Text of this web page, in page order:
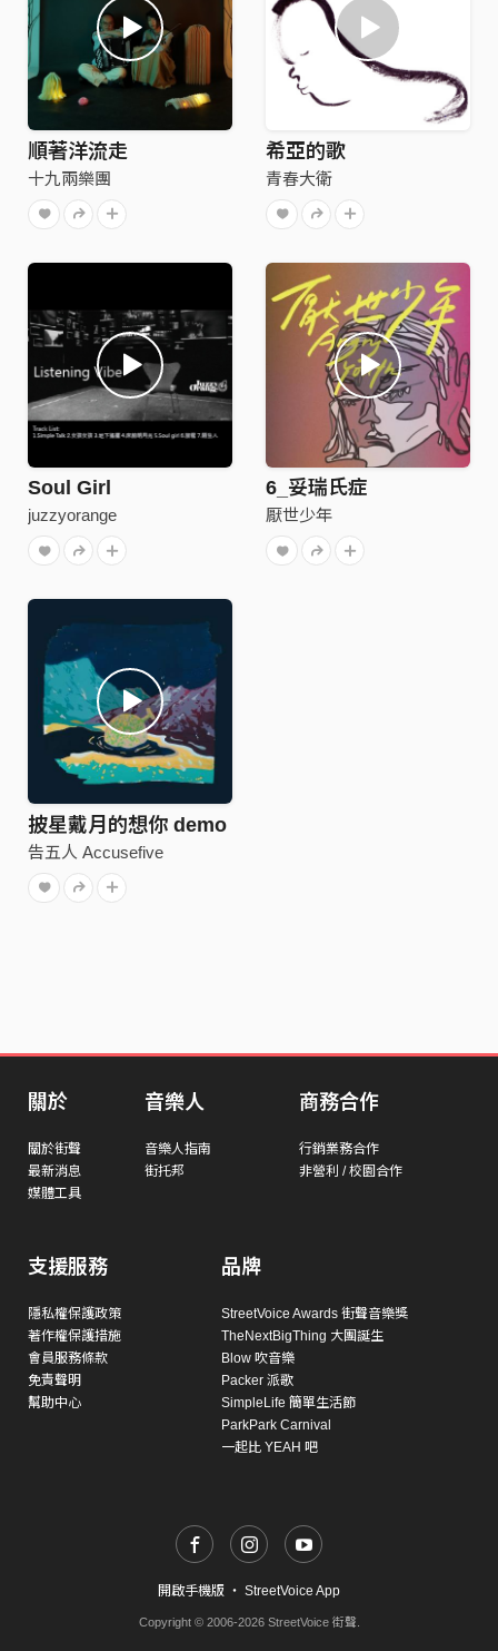
順著洋流走
十九兩樂團
希亞的歌
青春大衛
Soul Girl
juzzyorange
6_妥瑞氏症
厭世少年
披星戴月的想你 demo
告五人 Accusefive
關於
關於街聲
最新消息
媒體工具
音樂人
音樂人指南
街托邦
商務合作
行銷業務合作
非營利 / 校園合作
支援服務
隱私權保護政策
著作權保護措施
會員服務條款
免責聲明
幫助中心
品牌
StreetVoice Awards 街聲音樂獎
TheNextBigThing 大團誕生
Blow 吹音樂
Packer 派歌
SimpleLife 簡單生活節
ParkPark Carnival
一起比 YEAH 吧
開啟手機版 ・ StreetVoice App
Copyright © 2006-2026 StreetVoice 街聲.